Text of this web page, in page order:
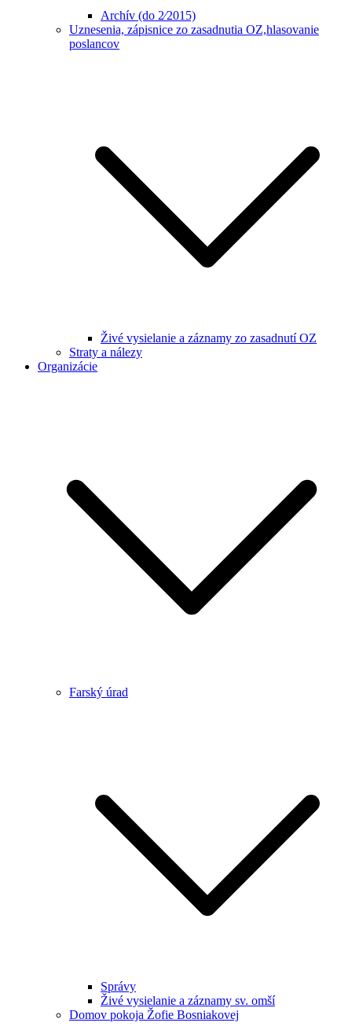
Archív (do 2⁄2015)
Uznesenia, zápisnice zo zasadnutia OZ,hlasovanie
poslancov
Živé vysielanie a záznamy zo zasadnutí OZ
Straty a nálezy
Organizácie
Farský úrad
Správy
Živé vysielanie a záznamy sv. omší
Domov pokoja Žofie Bosniakovej